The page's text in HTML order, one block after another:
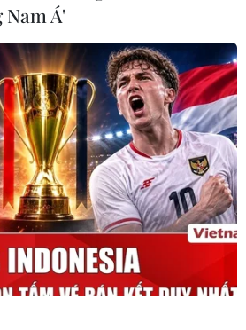
dự án mô phỏng nhiệm
2020, 1 nhóm người sẽ đóng vai
tại căn cứ ở sa mạc Negev,
Sao Hỏa và mọi liên lạc sẽ
kiểm soát ở Áo.
Á'